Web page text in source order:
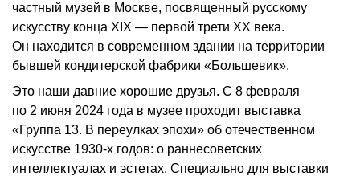
частный музей в Москве, посвященный русскому
искусству конца XIX — первой трети XX века.
Он находится в современном здании на территории
бывшей кондитерской фабрики «Большевик».
Это наши давние хорошие друзья. С 8 февраля
по 2 июня 2024 года в музее проходит выставка
«Группа 13. В переулках эпохи» об отечественном
искусстве 1930-х годов: о раннесоветских
интеллектуалах и эстетах. Специально для выставки